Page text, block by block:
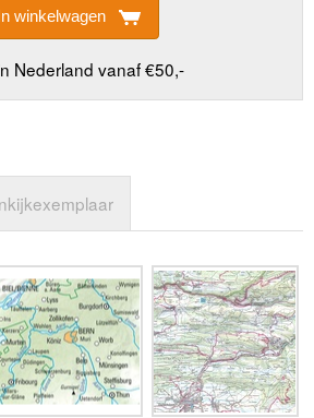
In winkelwagen
Nederland vanaf €50,-